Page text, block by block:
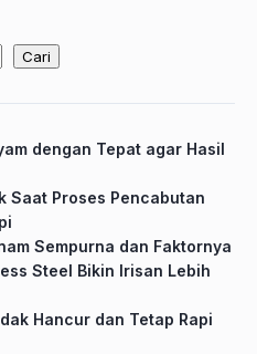
Cari
dengan Tepat agar Hasil
Saat Proses Pencabutan
Sempurna dan Faktornya
Steel Bikin Irisan Lebih
Hancur dan Tetap Rapi